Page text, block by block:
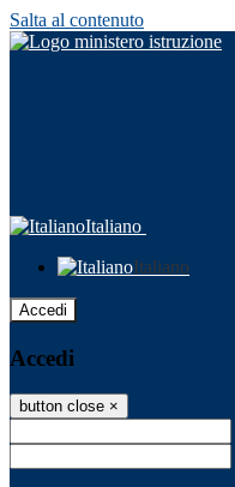
Salta al contenuto
Italiano
Italiano
Accedi
Accedi
button close ×